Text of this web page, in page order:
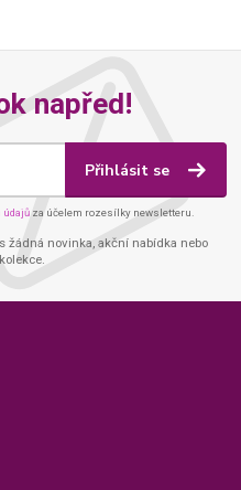
napřed!
Přihlásit se
údajů za účelem rozesílky newsletteru.
žádná novinka, akční nabídka nebo